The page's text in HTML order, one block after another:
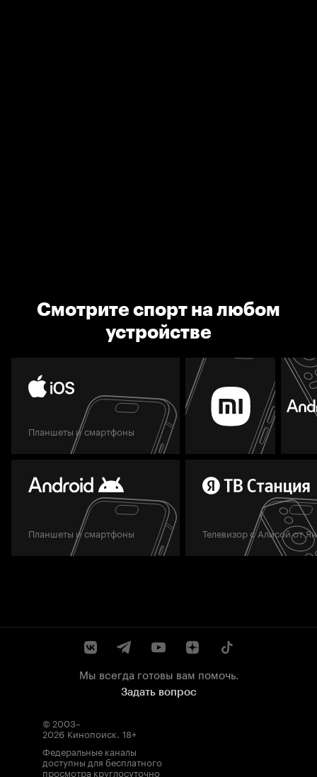
Смотрите спорт на любом
устройстве
Планшеты и смартфоны
Планшеты и смартфоны Телевизор с Алисой от
Мы всегда готовы вам помочь.
Задать вопрос
© 2003–
2026 Кинопоиск. 18+
Федеральные каналы
доступны для бесплатного
просмотра круглосуточно